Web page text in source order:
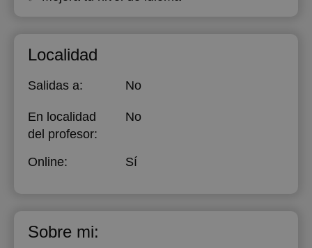
Localidad
Salidas a: No
En localidad
del profesor:
No
Online: Sí
Sobre mi: